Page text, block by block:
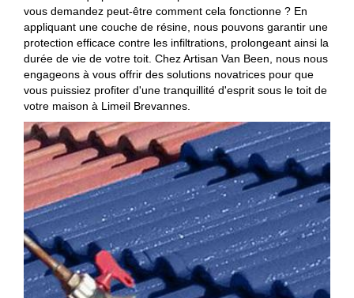
vous demandez peut-être comment cela fonctionne ? En
appliquant une couche de résine, nous pouvons garantir une
protection efficace contre les infiltrations, prolongeant ainsi la
durée de vie de votre toit. Chez Artisan Van Been, nous nous
engageons à vous offrir des solutions novatrices pour que
vous puissiez profiter d'une tranquillité d'esprit sous le toit de
votre maison à Limeil Brevannes.